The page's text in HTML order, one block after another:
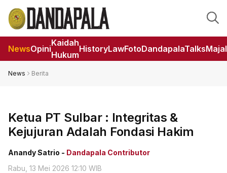
NewsOpini
Kaidah
Hukum
HistoryLawFotoDandapalaTalks
News Berita
Ketua PT Sulbar : Integritas &
Kejujuran Adalah Fondasi Hakim
Anandy Satrio - Dandapala Contributor
Rabu, 13 Mei 2026 12:10 WIB